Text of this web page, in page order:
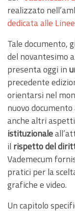
realizzato
dedicata alle
Tale documento,
del novantesimo
presenta oggi in
precedente
orientarsi nel
nuovo
anche altri
istituzionale
il rispetto del
Vademecum
pratici per la
grafiche e video.
Un capitolo